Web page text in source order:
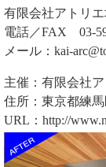
有限会社アトリ
電話／FAX 03-
メール：kai-
主催：有限会社
住所：東京都練
URL：http://